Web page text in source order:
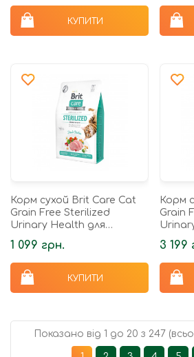
КУПИТИ
Корм сухой Brit Care Cat
Grain Free Sterilized
Urinary Health для
стерилізованих котів для
підтримання
сечостатевої...
1 099 грн.
КУПИТИ
Корм
Grain
3 199
Показано від 1 до 20 з 247